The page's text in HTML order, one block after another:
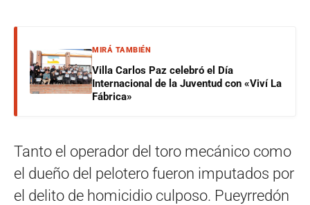
MIRÁ TAMBIÉN
Villa Carlos Paz celebró el Día
Internacional de la Juventud con «Viví La
Fábrica»
Tanto el operador del toro mecánico como
el dueño del pelotero fueron imputados por
el delito de homicidio culposo. Pueyrredón